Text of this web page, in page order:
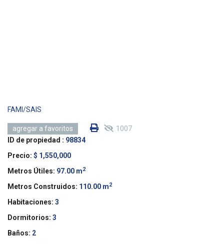
FAMI/SAIS
agregar a favoritos 1007
ID de propiedad : 98834
Precio: $ 1,550,000
Metros Útiles: 97.00 m2
Metros Construidos: 110.00 m2
Habitaciones: 3
Dormitorios: 3
Baños: 2